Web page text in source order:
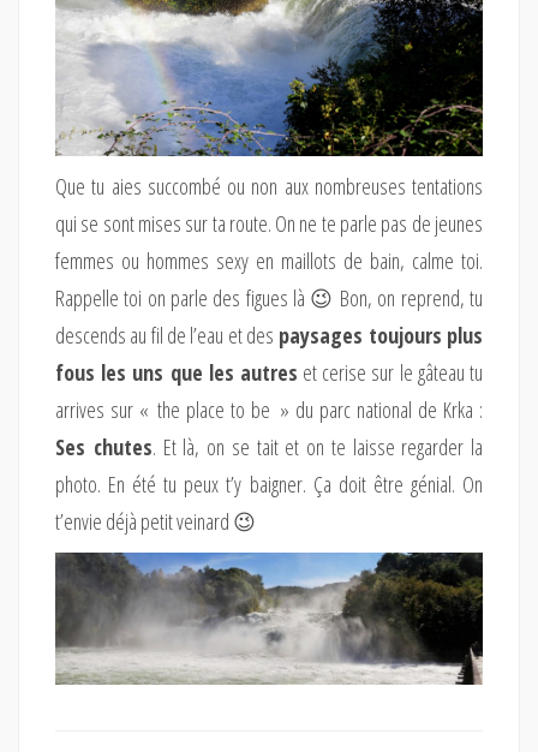
Que tu aies succombé ou non aux nombreuses tentations
qui se sont mises sur ta route. On ne te parle pas de jeunes
femmes ou hommes sexy en maillots de bain, calme toi.
Rappelle toi on parle des figues là 😉 Bon, on reprend, tu
descends au fil de l’eau et des paysages toujours plus
fous les uns que les autres et cerise sur le gâteau tu
arrives sur « the place to be » du parc national de Krka :
Ses chutes. Et là, on se tait et on te laisse regarder la
photo. En été tu peux t’y baigner. Ça doit être génial. On
t’envie déjà petit veinard 😉